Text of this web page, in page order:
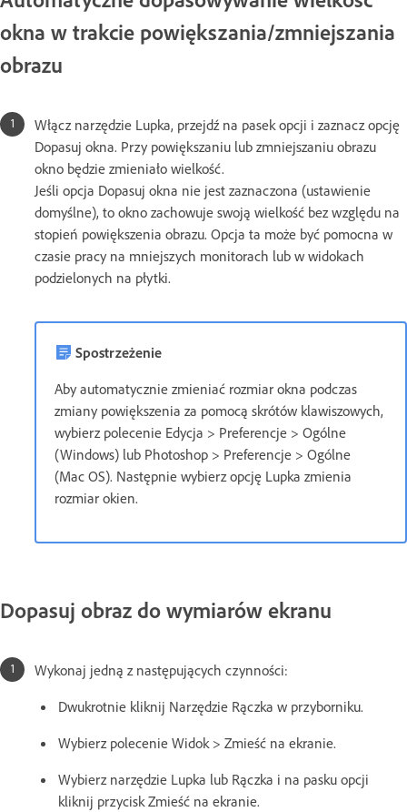
okna w trakcie powiększania/zmniejszania
obrazu
Włącz narzędzie Lupka, przejdź na pasek opcji i zaznacz opcję
Dopasuj okna. Przy powiększaniu lub zmniejszaniu obrazu
okno będzie zmieniało wielkość.
Jeśli opcja Dopasuj okna nie jest zaznaczona (ustawienie
domyślne), to okno zachowuje swoją wielkość bez względu na
stopień powiększenia obrazu. Opcja ta może być pomocna w
czasie pracy na mniejszych monitorach lub w widokach
podzielonych na płytki.
Spostrzeżenie
Aby automatycznie zmieniać rozmiar okna podczas
zmiany powiększenia za pomocą skrótów klawiszowych,
wybierz polecenie Edycja > Preferencje > Ogólne
(Windows) lub Photoshop > Preferencje > Ogólne
(Mac OS). Następnie wybierz opcję Lupka zmienia
rozmiar okien.
Dopasuj obraz do wymiarów ekranu
Wykonaj jedną z następujących czynności:
Dwukrotnie kliknij Narzędzie Rączka w przyborniku.
Wybierz polecenie Widok > Zmieść na ekranie.
Wybierz narzędzie Lupka lub Rączka i na pasku opcji
kliknij przycisk Zmieść na ekranie.